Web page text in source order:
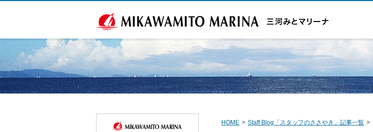
HOME > Staff Blog「スタッフのささやき」記事一覧 >